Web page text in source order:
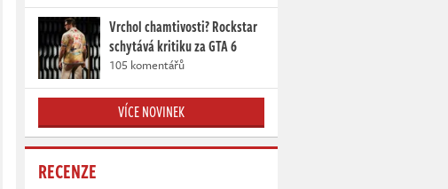
Vrchol chamtivosti? Rockstar
schytává kritiku za GTA 6
105 komentářů
VÍCE NOVINEK
RECENZE